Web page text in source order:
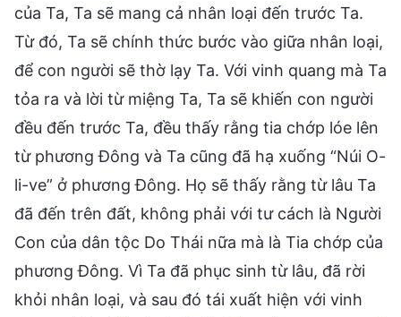
của Ta, Ta sẽ mang cả nhân loại đến trước Ta.
Từ đó, Ta sẽ chính thức bước vào giữa nhân loại,
để con người sẽ thờ lạy Ta. Với vinh quang mà Ta
tỏa ra và lời từ miệng Ta, Ta sẽ khiến con người
đều đến trước Ta, đều thấy rằng tia chớp lóe lên
từ phương Đông và Ta cũng đã hạ xuống “Núi O-
li-ve” ở phương Đông. Họ sẽ thấy rằng từ lâu Ta
đã đến trên đất, không phải với tư cách là Người
Con của dân tộc Do Thái nữa mà là Tia chớp của
phương Đông. Vì Ta đã phục sinh từ lâu, đã rời
khỏi nhân loại, và sau đó tái xuất hiện với vinh